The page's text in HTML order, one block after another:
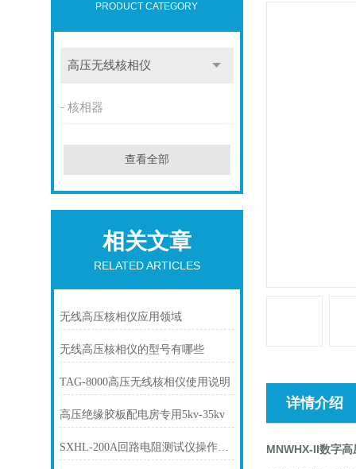
PRODUCT CATEGORY
高压无线核相仪
核相器
查看全部
相关文章
RELATED ARTICLES
无线高压核相仪应用领域
无线高压核相仪的型号有哪些
TAG-8000高压无线核相仪使用说明
高压绝缘胶板配电房专用5kv-35kv
SXHL-200A回路电阻测试仪操作说明
详情介绍
MNWHX-II数字